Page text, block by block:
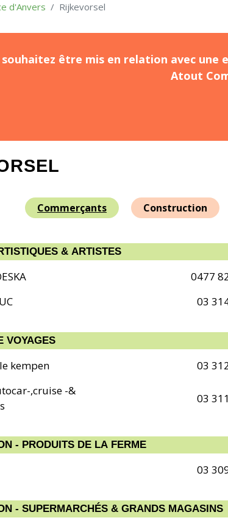
d'Anvers Rijkevorsel
souhaitez être mis en relation avec une
Atout
Commerçants Construction
& ARTISTES
0477
03
VOYAGES
kempen
03
,cruise -&
03
- PRODUITS DE LA FERME
03
- SUPERMARCHÉS & GRANDS MAGASINS